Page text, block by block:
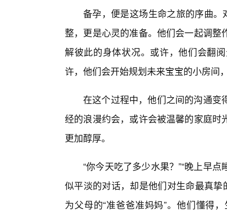
备孕，便是这场生命之旅的序曲。
整，更是心灵的准备。他们会一起调
解彼此的身体状况。或许，他们会翻
许，他们会开始规划未来宝宝的小房间
在这个过程中，他们之间的沟通变
经的浪漫约会，或许会被温馨的家庭
更加醇厚。
“你今天吃了多少水果？”“晚上早
似平淡的对话，却是他们对生命最真
为父母的“准爸爸准妈妈”。他们懂得